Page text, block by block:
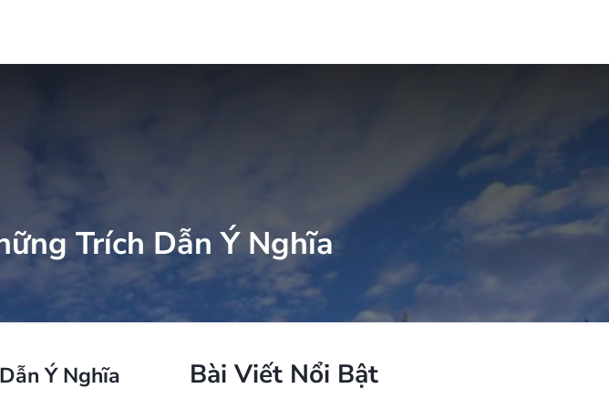
Trích Dẫn Ý Nghĩa
Ý Nghĩa Bài Viết Nổi Bật